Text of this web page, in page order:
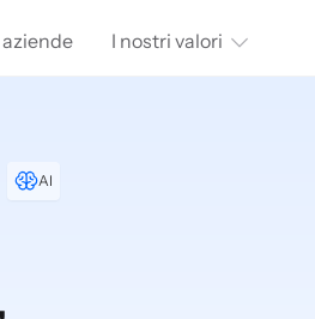
I nostri valori
AI